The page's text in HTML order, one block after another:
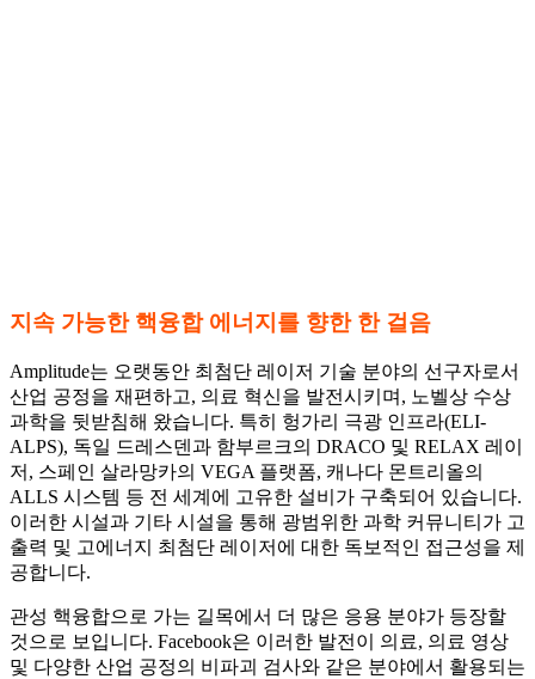
지속 가능한 핵융합 에너지를 향한 한 걸음
Amplitude는 오랫동안 최첨단 레이저 기술 분야의 선구자로서
산업 공정을 재편하고, 의료 혁신을 발전시키며, 노벨상 수상
과학을 뒷받침해 왔습니다. 특히 헝가리 극광 인프라(ELI-
ALPS), 독일 드레스덴과 함부르크의 DRACO 및 RELAX 레이
저, 스페인 살라망카의 VEGA 플랫폼, 캐나다 몬트리올의
ALLS 시스템 등 전 세계에 고유한 설비가 구축되어 있습니다.
이러한 시설과 기타 시설을 통해 광범위한 과학 커뮤니티가 고
출력 및 고에너지 최첨단 레이저에 대한 독보적인 접근성을 제
공합니다.
관성 핵융합으로 가는 길목에서 더 많은 응용 분야가 등장할
것으로 보입니다. Facebook은 이러한 발전이 의료, 의료 영상
및 다양한 산업 공정의 비파괴 검사와 같은 분야에서 활용되는